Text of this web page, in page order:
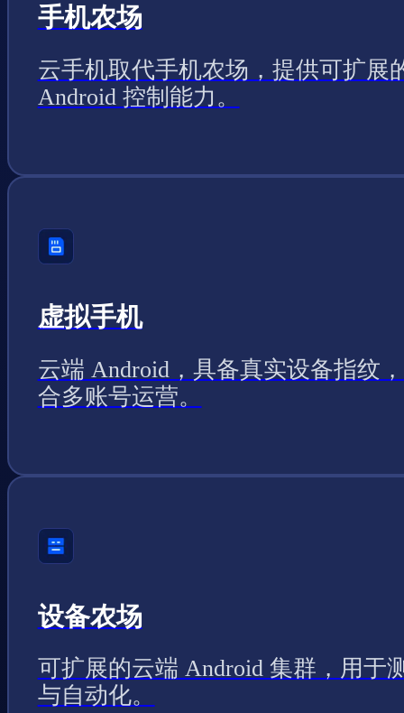
手机农场
云手机取代手机农场，提供可扩展
Android 控制能力。
虚拟手机
云端 Android，具备真实设备指纹
合多账号运营。
设备农场
可扩展的云端 Android 集群，用于
与自动化。